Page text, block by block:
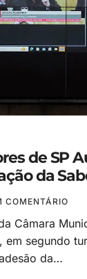
de SP
da
COMENTÁRIO
Câmara
em segundo
da…